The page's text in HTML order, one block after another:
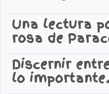
Una lectura
rosa de
Discernir
lo importante.